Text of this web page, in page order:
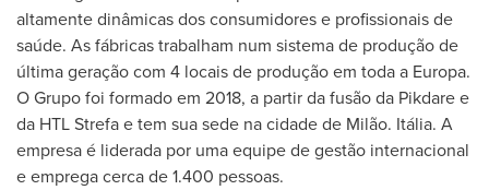
altamente dinâmicas dos consumidores e profissionais de
saúde. As fábricas trabalham num sistema de produção de
última geração com 4 locais de produção em toda a Europa.
O Grupo foi formado em 2018, a partir da fusão da Pikdare e
da HTL Strefa e tem sua sede na cidade de Milão. Itália. A
empresa é liderada por uma equipe de gestão internacional
e emprega cerca de 1.400 pessoas.